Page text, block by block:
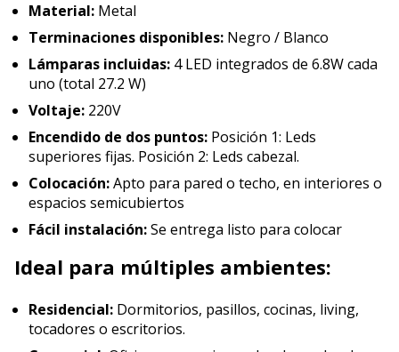
Material: Metal
Terminaciones disponibles: Negro / Blanco
Lámparas incluidas: 4 LED integrados de 6.8W cada
uno (total 27.2 W)
Voltaje: 220V
Encendido de dos puntos: Posición 1: Leds
superiores fijas. Posición 2: Leds cabezal.
Colocación:Apto para pared o techo, en interiores o
espacios semicubiertos
Fácil instalación:Se entrega listo para colocar
Ideal para múltiples ambientes:
Residencial: Dormitorios, pasillos, cocinas, living,
tocadores o escritorios.